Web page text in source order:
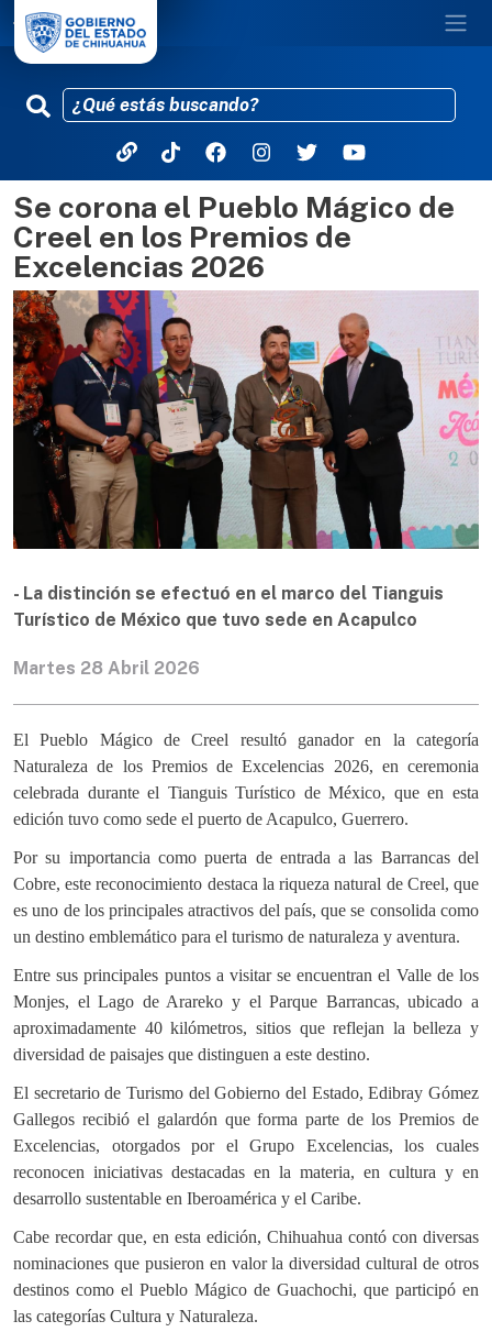
Pasar al contenido principal
Se corona el Pueblo Mágico de
Creel en los Premios de
Excelencias 2026
- La distinción se efectuó en el marco del Tianguis
Turístico de México que tuvo sede en Acapulco
Martes 28 Abril 2026
El Pueblo Mágico de Creel resultó ganador en la categoría
Naturaleza de los Premios de Excelencias 2026, en ceremonia
celebrada durante el Tianguis Turístico de México, que en esta
edición tuvo como sede el puerto de Acapulco, Guerrero.
Por su importancia como puerta de entrada a las Barrancas del
Cobre, este reconocimiento destaca la riqueza natural de Creel, que
es uno de los principales atractivos del país, que se consolida como
un destino emblemático para el turismo de naturaleza y aventura.
Entre sus principales puntos a visitar se encuentran el Valle de los
Monjes, el Lago de Arareko y el Parque Barrancas, ubicado a
aproximadamente 40 kilómetros, sitios que reflejan la belleza y
diversidad de paisajes que distinguen a este destino.
El secretario de Turismo del Gobierno del Estado, Edibray Gómez
Gallegos recibió el galardón que forma parte de los Premios de
Excelencias, otorgados por el Grupo Excelencias, los cuales
reconocen iniciativas destacadas en la materia, en cultura y en
desarrollo sustentable en Iberoamérica y el Caribe.
Cabe recordar que, en esta edición, Chihuahua contó con diversas
nominaciones que pusieron en valor la diversidad cultural de otros
destinos como el Pueblo Mágico de Guachochi, que participó en
las categorías Cultura y Naturaleza.